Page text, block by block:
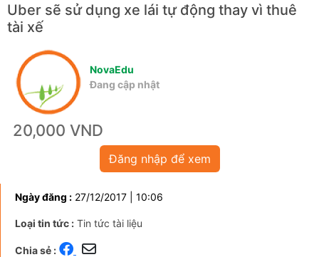
Uber sẽ sử dụng xe lái tự động thay vì thuê
tài xế
NovaEdu
Đang cập nhật
20,000 VND
Đăng nhập để xem
Ngày đăng : 27/12/2017 | 10:06
Loại tin tức : Tin tức tài liệu
Chia sẻ :